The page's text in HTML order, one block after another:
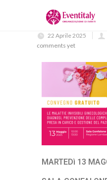
22 Aprile 2025
comments yet
MARTEDì 13